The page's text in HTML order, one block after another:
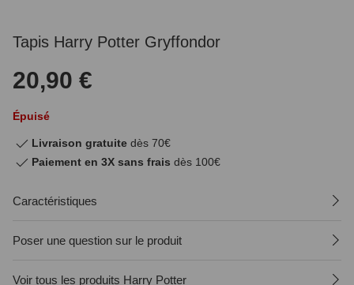
Tapis Harry Potter Gryffondor
20,90 €
Épuisé
Livraison gratuite dès 70€
Paiement en 3X sans frais dès 100€
Caractéristiques
Poser une question sur le produit
Voir tous les produits Harry Potter